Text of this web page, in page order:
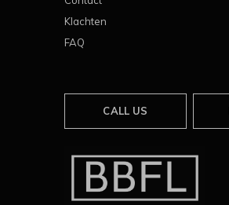
Klachten
FAQ
CALL US